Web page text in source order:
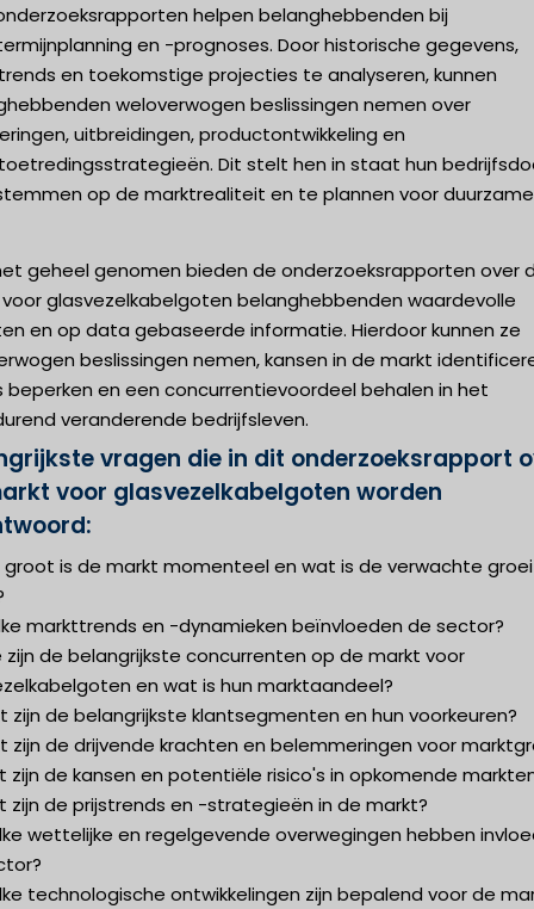
helpen belanghebbenden bij
en -prognoses. Door historische gegevens,
en toekomstige projecties te analyseren, kunnen
weloverwogen beslissingen nemen over
uitbreidingen, productontwikkeling en
Dit stelt hen in staat hun
op de marktrealiteit en te plannen voor duurzame
geheel genomen bieden de onderzoeksrapporten over
glasvezelkabelgoten belanghebbenden waardevolle
en op data gebaseerde informatie. Hierdoor kunnen ze
beslissingen nemen, kansen in de markt
beperken en een concurrentievoordeel behalen in het
veranderende bedrijfsleven.
vragen die in dit onderzoeksrapport
voor glasvezelkabelgoten worden
groot is de markt momenteel en wat is de verwachte groei
markttrends en -dynamieken beïnvloeden de sector?
zijn de belangrijkste concurrenten op de markt voor
en wat is hun marktaandeel?
zijn de belangrijkste klantsegmenten en hun voorkeuren?
zijn de drijvende krachten en belemmeringen voor
zijn de kansen en potentiële risico's in opkomende
zijn de prijstrends en -strategieën in de markt?
wettelijke en regelgevende overwegingen hebben
technologische ontwikkelingen zijn bepalend voor de